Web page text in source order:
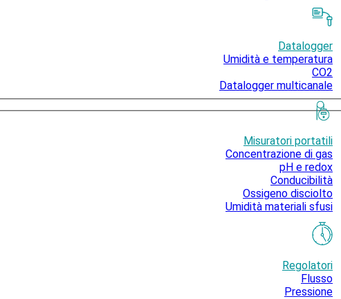
Datalogger
Umidità e temperatura
CO2
Datalogger multicanale
Misuratori portatili
Concentrazione di gas
pH e redox
Conducibilità
Ossigeno disciolto
Umidità materiali sfusi
Regolatori
Flusso
Pressione